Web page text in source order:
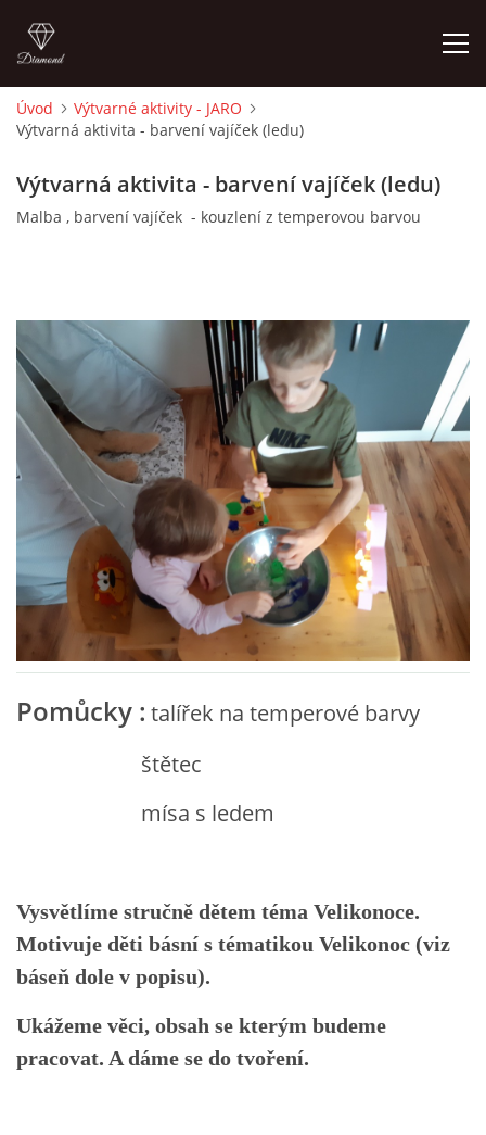
ÚVOD
O MĚ
DĚJINY VÝTVARNÉHO UMĚNÍ
NOVINKY ZE ŠKOLSTVÍ 2025
ROČNÍ PLÁN - INSPIRACE /DLE NOVÉHO RVP PV 2025
VZDĚLÁVACÍ BLOK ZÁŘÍ
VZDĚLÁVACÍ BLOK ŘÍJEN
VZDĚLÁVACÍ BLOK LISTOPAD
VZDĚLÁVACÍ BLOK PROSINEC
VZDĚLÁVACÍ BLOK BŘEZEN
VZDĚLÁVACÍ BLOK DUBEN
VÝTVARNÉ TECHNIKY
Úvod
Výtvarné aktivity - JARO
Výtvarná aktivita - barvení vajíček (ledu)
Výtvarná aktivita - barvení vajíček (ledu)
Malba , barvení vajíček - kouzlení z temperovou barvou
Pomůcky : talířek na temperové barvy
štětec
mísa s ledem
Vysvětlíme stručně dětem téma Velikonoce.
Motivuje děti básní s tématikou Velikonoc (viz
báseň dole v popisu).
Ukážeme věci, obsah se kterým budeme
pracovat. A dáme se do tvoření.